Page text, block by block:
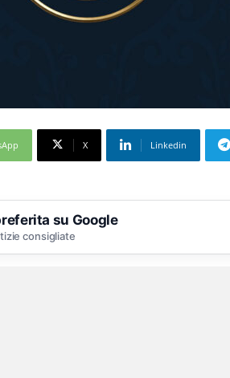
X Linkedin
su Google
consigliate